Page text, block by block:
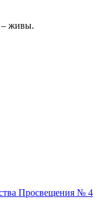
– живы.
Просвещения № 4